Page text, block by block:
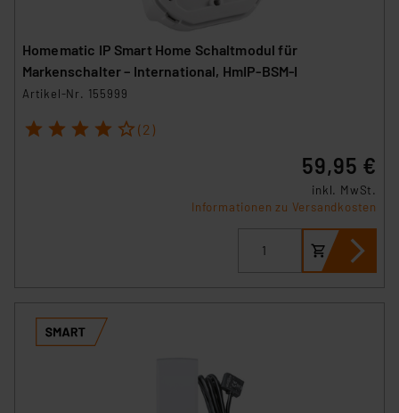
Homematic IP Smart Home Schaltmodul für
Markenschalter – International, HmIP-BSM-I
Artikel-Nr. 155999
1 2 3 4 5 (2)
59,95 €
inkl. MwSt.
Informationen zu Versandkosten